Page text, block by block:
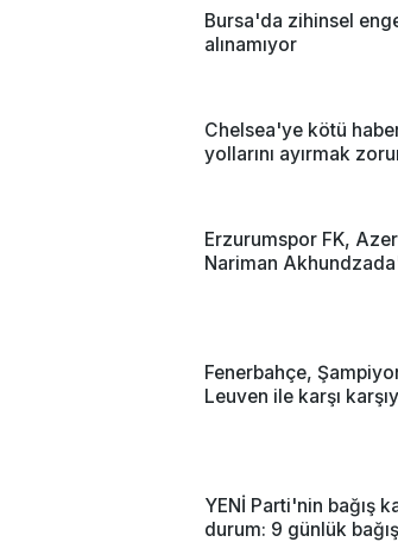
Bursa'da zihinsel
alınamıyor
Chelsea'ye kötü
yollarını ayırmak
Erzurumspor FK,
Nariman
Fenerbahçe,
Leuven ile karşı
YENİ Parti'nin bağış
durum: 9 günlük